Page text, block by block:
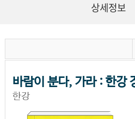
상세정보
바람이 분다, 가라 : 한강
한강